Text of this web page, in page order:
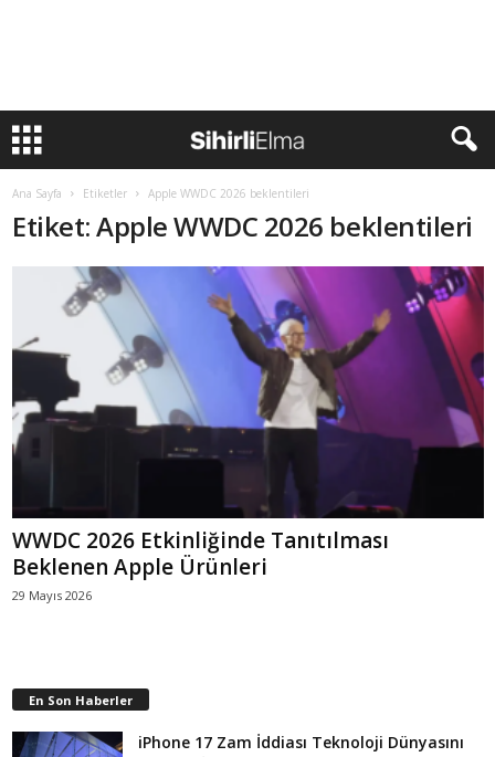
Ana Sayfa Etiketler Apple WWDC 2026 beklentileri
Etiket: Apple WWDC 2026 beklentileri
WWDC 2026 Etkinliğinde Tanıtılması
Beklenen Apple Ürünleri
29 Mayıs 2026
En Son Haberler
iPhone 17 Zam İddiası Teknoloji Dünyasını